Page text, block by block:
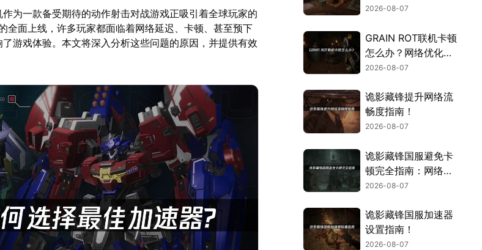
为一款备受期待的动作射击对战游戏正吸引着全球玩家的
全面上线，许多玩家都面临着网络延迟、卡顿、甚至预下
游戏体验。本文将深入分析这些问题的原因，并提供有效
南！
2026-08-07
GRAIN ROT联机卡顿
怎么办？网络优化解
决方案！
2026-08-07
诡影藏锋提升网络流
畅度指南！
2026-08-07
诡影藏锋国服避免卡
顿完全指南：网络优
化与解决技巧！
2026-08-07
诡影藏锋国服加速器
设置指南！
2026-08-07